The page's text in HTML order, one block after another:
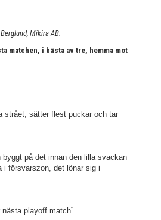
Mikira AB.
matchen, i bästa av tre, hemma mot
strået, sätter flest puckar och tar
på det innan den lilla svackan
i försvarszon, det lönar sig i
playoff match”.